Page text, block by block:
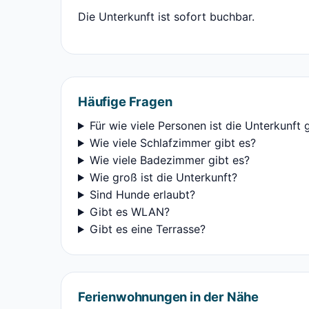
Die Unterkunft ist sofort buchbar.
Häufige Fragen
Für wie viele Personen ist die Unterkunft
Wie viele Schlafzimmer gibt es?
Wie viele Badezimmer gibt es?
Wie groß ist die Unterkunft?
Sind Hunde erlaubt?
Gibt es WLAN?
Gibt es eine Terrasse?
Ferienwohnungen in der Nähe